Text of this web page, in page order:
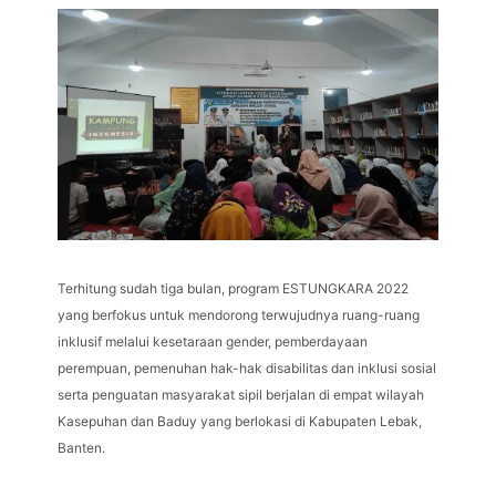
Terhitung sudah tiga bulan, program ESTUNGKARA 2022
yang berfokus untuk mendorong terwujudnya ruang-ruang
inklusif melalui kesetaraan gender, pemberdayaan
perempuan, pemenuhan hak-hak disabilitas dan inklusi sosial
serta penguatan masyarakat sipil berjalan di empat wilayah
Kasepuhan dan Baduy yang berlokasi di Kabupaten Lebak,
Banten.